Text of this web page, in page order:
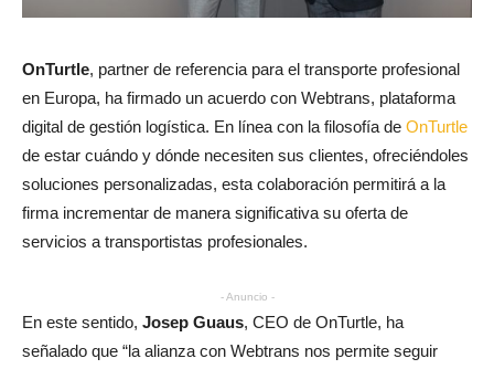
OnTurtle, partner de referencia para el transporte profesional
en Europa, ha firmado un acuerdo con Webtrans, plataforma
digital de gestión logística. En línea con la filosofía de OnTurtle
de estar cuándo y dónde necesiten sus clientes, ofreciéndoles
soluciones personalizadas, esta colaboración permitirá a la
firma incrementar de manera significativa su oferta de
servicios a transportistas profesionales.
- Anuncio -
En este sentido, Josep Guaus, CEO de OnTurtle, ha
señalado que “la alianza con Webtrans nos permite seguir